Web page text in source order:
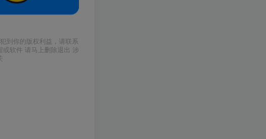
到你的版权利益，请联系
软件 请马上删除退出 涉